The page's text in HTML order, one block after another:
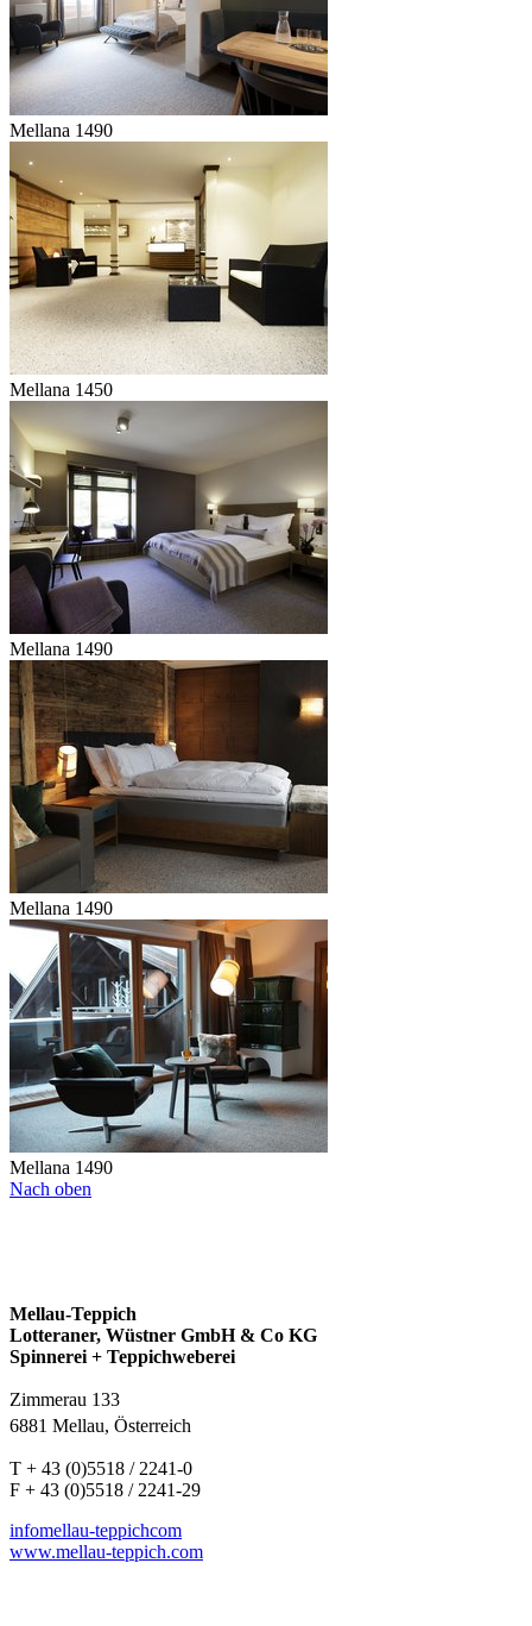
Mellana 1490
Mellana 1450
Mellana 1490
Mellana 1490
Mellana 1490
Nach oben
Mellau-Teppich
Lotteraner, Wüstner GmbH & Co KG
Spinnerei + Teppichweberei
Zimmerau 133
6881 Mellau, Österreich
T + 43 (0)5518 / 2241-0
F + 43 (0)5518 / 2241-29
infomellau-teppichcom
www.mellau-teppich.com